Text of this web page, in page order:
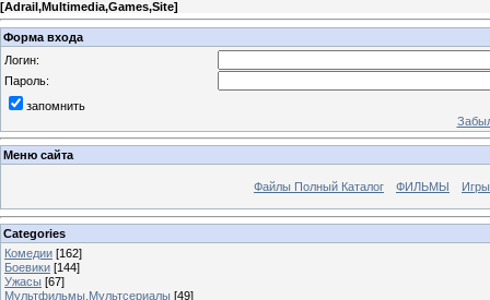
[Adrail,Multimedia,Games,Site]
Форма входа
Логин:
Пароль:
запомнить
Меню сайта
Файлы Полный Каталог ФИЛЬМЫ
Categories
Комедии [162]
Боевики [144]
Ужасы [67]
Мультфильмы,Мультсериалы [49]